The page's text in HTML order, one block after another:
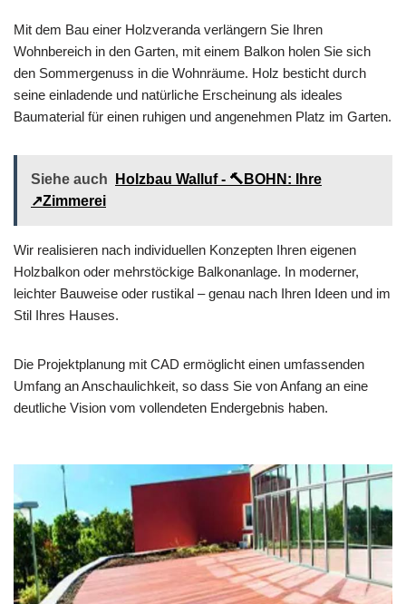
Mit dem Bau einer Holzveranda verlängern Sie Ihren
Wohnbereich in den Garten, mit einem Balkon holen Sie sich
den Sommergenuss in die Wohnräume. Holz besticht durch
seine einladende und natürliche Erscheinung als ideales
Baumaterial für einen ruhigen und angenehmen Platz im Garten.
Siehe auch
Holzbau Walluf - 🔨BOHN: Ihre
↗️Zimmerei
Wir realisieren nach individuellen Konzepten Ihren eigenen
Holzbalkon oder mehrstöckige Balkonanlage. In moderner,
leichter Bauweise oder rustikal – genau nach Ihren Ideen und im
Stil Ihres Hauses.
Die Projektplanung mit CAD ermöglicht einen umfassenden
Umfang an Anschaulichkeit, so dass Sie von Anfang an eine
deutliche Vision vom vollendeten Endergebnis haben.